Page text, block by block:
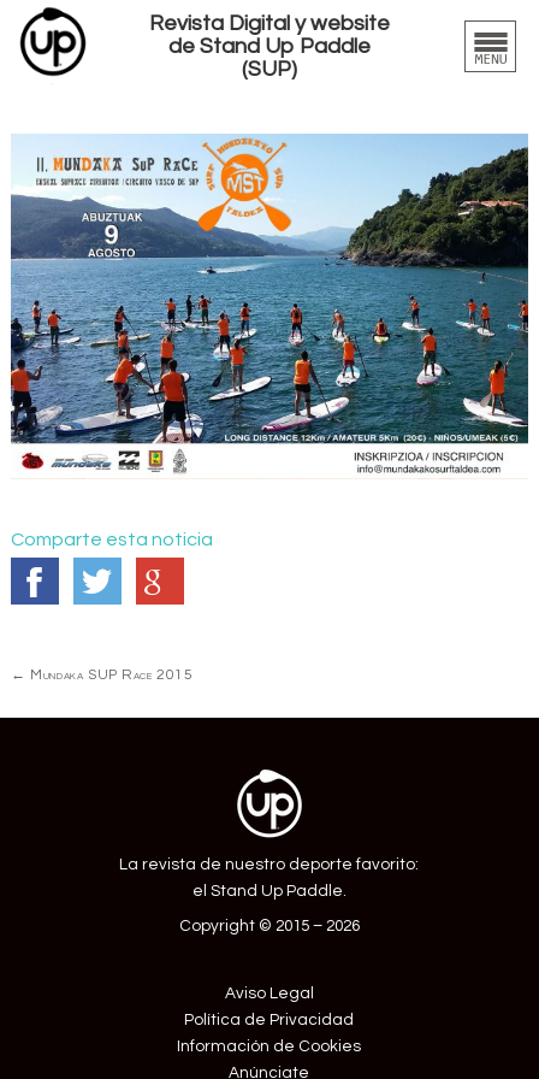
Revista Digital y website
de Stand Up Paddle
(SUP)
Comparte esta noticia
Navegación
← Mundaka SUP Race 2015
La revista de nuestro deporte favorito:
el Stand Up Paddle.
Copyright © 2015 – 2026
Aviso Legal
Política de Privacidad
Información de Cookies
Anúnciate